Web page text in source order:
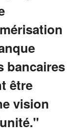
bancaires
être
vision